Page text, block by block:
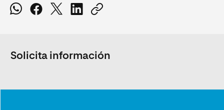
Solicita información